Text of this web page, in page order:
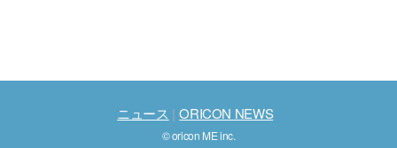
ニュース ORICON NEWS
© oricon ME inc.